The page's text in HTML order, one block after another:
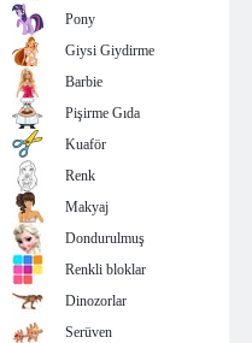
Pony
Giysi Giydirme
Barbie
Pişirme Gıda
Kuaför
Renk
Makyaj
Dondurulmuş
Renkli bloklar
Dinozorlar
Serüven